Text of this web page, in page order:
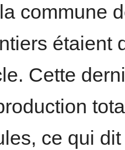
commune
étaient
Cette
ce qui